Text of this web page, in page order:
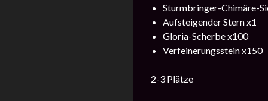
Sturmbringer-Chimäre-
Aufsteigender Stern x1
Gloria-Scherbe x100
Verfeinerungsstein x150
2-3 Plätze